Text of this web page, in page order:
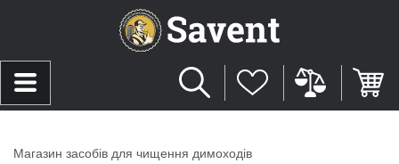
Магазин засобів для чищення димоходів